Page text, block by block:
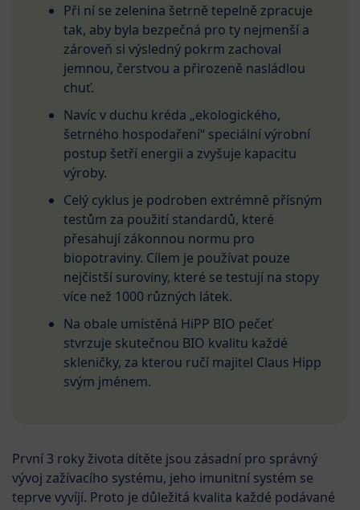
Při ní se zelenina šetrně tepelně zpracuje
tak, aby byla bezpečná pro ty nejmenší a
zároveň si výsledný pokrm zachoval
jemnou, čerstvou a přirozeně nasládlou
chuť.
Navíc v duchu kréda „ekologického,
šetrného hospodaření“ speciální výrobní
postup šetří energii a zvyšuje kapacitu
výroby.
Celý cyklus je podroben extrémně přísným
testům za použití standardů, které
přesahují zákonnou normu pro
biopotraviny. Cílem je používat pouze
nejčistší suroviny, které se testují na stopy
více než 1000 různých látek.
Na obale umístěná HiPP BIO pečeť
stvrzuje skutečnou BIO kvalitu každé
skleničky, za kterou ručí majitel Claus Hipp
svým jménem.
První 3 roky života dítěte jsou zásadní pro správný
vývoj zažívacího systému, jeho imunitní systém se
teprve vyvíjí. Proto je důležitá kvalita každé podávané